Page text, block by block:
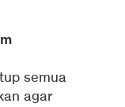
semua
agar